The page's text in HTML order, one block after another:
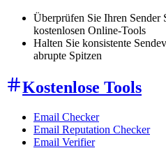
Überprüfen Sie Ihren Sender
kostenlosen Online-Tools
Halten Sie konsistente
abrupte Spitzen
Kostenlose Tools
Email Checker
Email Reputation Checker
Email Verifier